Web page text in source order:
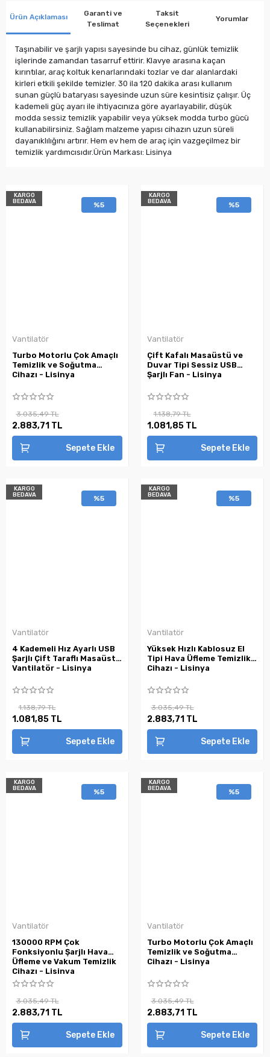
Ürün Açıklaması
Garanti ve
Teslimat
Taksit
Seçenekleri
Yorumlar
Taşınabilir ve şarjlı yapısı sayesinde bu cihaz, günlük temizlik
işlerinde zamandan tasarruf ettirir. Klavye arasına kaçan
kırıntılar, araç koltuk kenarlarındaki tozlar ve dar alanlardaki
kirleri etkili şekilde temizler. 30 ila 120 dakika arası kullanım
sunan güçlü bataryası sayesinde uzun süre kesintisiz çalışır. Üç
kademeli güç ayarı ile ihtiyacınıza göre ayarlayabilir, düşük
modda sessiz temizlik yapabilir veya yüksek modda turbo gücü
kullanabilirsiniz. Sağlam malzeme yapısı cihazın uzun süreli
dayanıklılığını artırır. Hem ev hem de araç için vazgeçilmez bir
temizlik yardımcısıdır.Ürün Markası: Lisinya
KARGO
BEDAVA
%5
Vantilatör
Turbo Motorlu Çok Amaçlı
Temizlik ve Soğutma
Cihazı - Lisinya
3.035,49 TL
2.883,71 TL
Sepete Ekle
KARGO
BEDAVA
%5
Vantilatör
Çift Kafalı Masaüstü ve
Duvar Tipi Sessiz USB
Şarjlı Fan - Lisinya
1.138,79 TL
1.081,85 TL
Sepete Ekle
KARGO
BEDAVA
%5
Vantilatör
4 Kademeli Hız Ayarlı USB
Şarjlı Çift Taraflı Masaüstü
Vantilatör - Lisinya
1.138,79 TL
1.081,85 TL
Sepete Ekle
KARGO
BEDAVA
%5
Vantilatör
Yüksek Hızlı Kablosuz El
Tipi Hava Üfleme Temizlik
Cihazı - Lisinya
3.035,49 TL
2.883,71 TL
Sepete Ekle
KARGO
BEDAVA
%5
Vantilatör
130000 RPM Çok
Fonksiyonlu Şarjlı Hava
Üfleme ve Vakum Temizlik
Cihazı - Lisinya
3.035,49 TL
2.883,71 TL
Sepete Ekle
KARGO
BEDAVA
%5
Vantilatör
Turbo Motorlu Çok Amaçlı
Temizlik ve Soğutma
Cihazı - Lisinya
3.035,49 TL
2.883,71 TL
Sepete Ekle